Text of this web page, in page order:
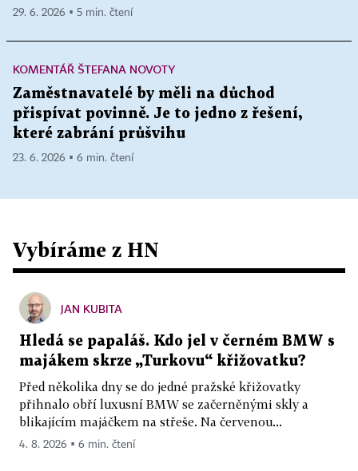
29. 6. 2026 ▪ 5 min. čtení
KOMENTÁŘ ŠTEFANA NOVOTY
Zaměstnavatelé by měli na důchod
přispívat povinně. Je to jedno z řešení,
které zabrání průšvihu
23. 6. 2026 ▪ 6 min. čtení
Vybíráme z HN
JAN KUBITA
Hledá se papaláš. Kdo jel v černém BMW s
majákem skrze „Turkovu“ křižovatku?
Před několika dny se do jedné pražské křižovatky
přihnalo obří luxusní BMW se začerněnými skly a
blikajícím majáčkem na střeše. Na červenou...
4. 8. 2026 ▪ 6 min. čtení